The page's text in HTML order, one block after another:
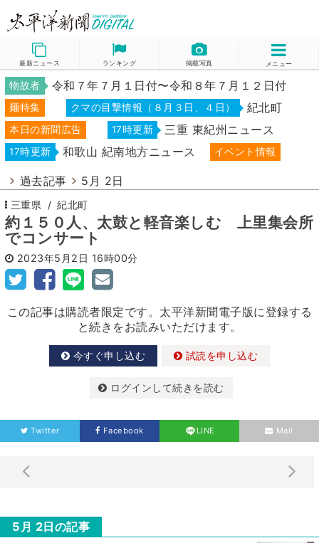
最新ニュース ランキング 掲載写真 メニュー
物故者 令和７年７月１日付〜令和８年７月１２日付
麺特集 クマの目撃情報（８月３日、４日） 紀北町
本日の新聞広告 17時更新 三重 東紀州ニュース
17時更新 和歌山 紀南地方ニュース イベント情報
過去記事 5月 2日
三重県 紀北町
約１５０人、太鼓と軽音楽しむ 上里集会所
でコンサート
2023年5月2日 16時00分
この記事は購読者限定です。太平洋新聞電子版に登録する
と続きをお読みいただけます。
今すぐ申し込む 試読を申し込む
ログインして続きを読む
Twitter Facebook LINE Mail
5月 2日の記事